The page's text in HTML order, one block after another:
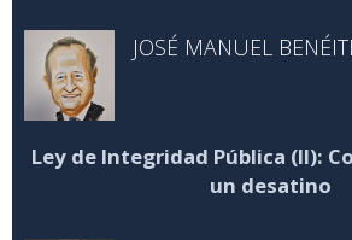
JOSÉ MANUEL
Ley de Integridad Pública (II):
un desatino